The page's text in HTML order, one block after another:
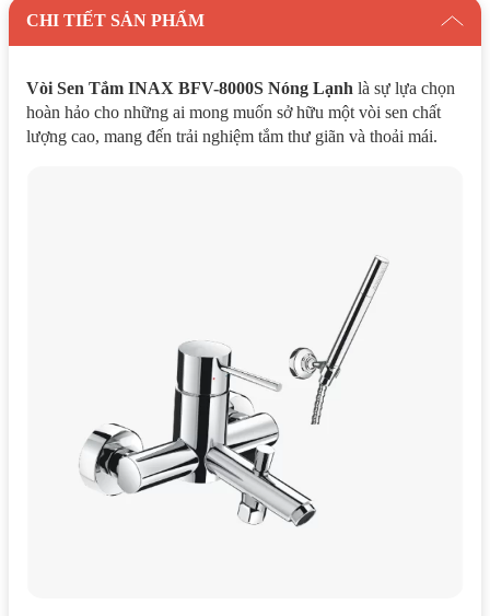
CHI TIẾT SẢN PHẨM
Vòi Sen Tắm INAX BFV-8000S Nóng Lạnh là sự lựa chọn
hoàn hảo cho những ai mong muốn sở hữu một vòi sen chất
lượng cao, mang đến trải nghiệm tắm thư giãn và thoải mái.